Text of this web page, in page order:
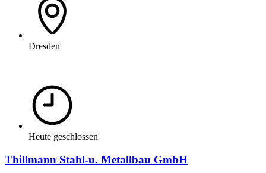
Dresden
Heute geschlossen
Thillmann Stahl-u. Metallbau GmbH